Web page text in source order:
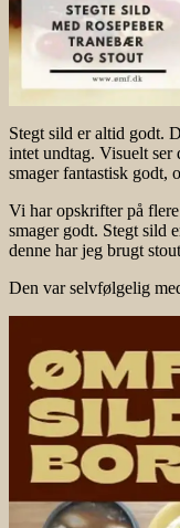
Stegt sild er altid godt.
intet undtag. Visuelt ser
smager fantastisk godt,
Vi har opskrifter på
smager godt. Stegt sild
denne har jeg brugt
Den var selvfølgelig